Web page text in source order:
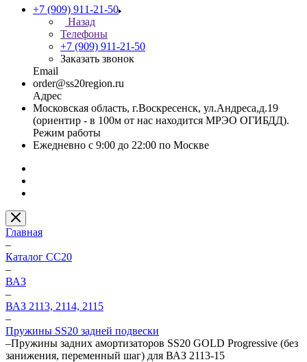
+7 (909) 911-21-50
Назад
Телефоны
+7 (909) 911-21-50
Заказать звонок
Email
order@ss20region.ru
Адрес
Московская область, г.Воскресенск, ул.Андреса,д.19
(ориентир - в 100м от нас находится МРЭО ОГИБДД).
Режим работы
Ежедневно с 9:00 до 22:00 по Москве
Главная
–
Каталог CC20
–
ВАЗ
–
ВАЗ 2113, 2114, 2115
–
Пружины SS20 задней подвески
–Пружины задних амортизаторов SS20 GOLD Progressive (без
занижения, переменный шаг) для ВАЗ 2113-15